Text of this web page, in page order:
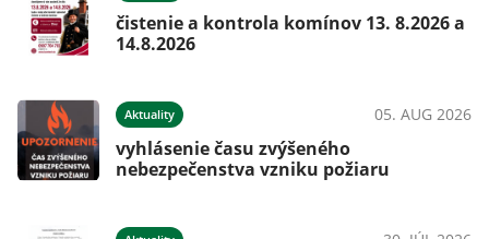
čistenie a kontrola komínov 13. 8.2026 a
14.8.2026
Aktuality 05. AUG 2026
vyhlásenie času zvýšeného
nebezpečenstva vzniku požiaru